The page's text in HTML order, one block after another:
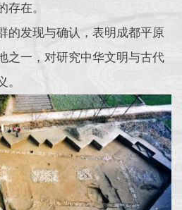
存在。
的发现与确认，表明成都平原
之一，对研究中华文明与古代
。